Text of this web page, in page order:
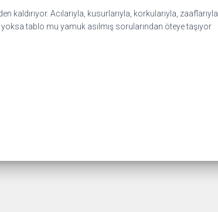
Acılarıyla, kusurlarıyla, korkularıyla, zaaflarıyla,
tablo mu yamuk asılmış sorularından öteye taşıyor